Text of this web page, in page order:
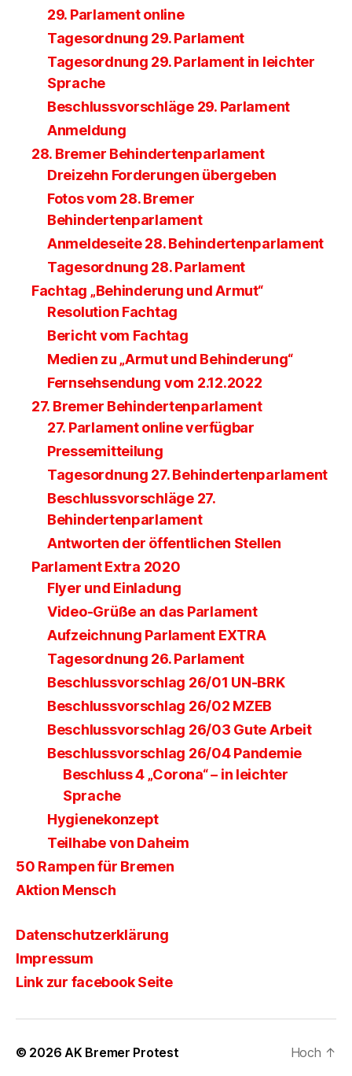
29. Parlament online
Tagesordnung 29. Parlament
Tagesordnung 29. Parlament in leichter
Sprache
Beschlussvorschläge 29. Parlament
Anmeldung
28. Bremer Behindertenparlament
Dreizehn Forderungen übergeben
Fotos vom 28. Bremer
Behindertenparlament
Anmeldeseite 28. Behindertenparlament
Tagesordnung 28. Parlament
Fachtag „Behinderung und Armut“
Resolution Fachtag
Bericht vom Fachtag
Medien zu „Armut und Behinderung“
Fernsehsendung vom 2.12.2022
27. Bremer Behindertenparlament
27. Parlament online verfügbar
Pressemitteilung
Tagesordnung 27. Behindertenparlament
Beschlussvorschläge 27.
Behindertenparlament
Antworten der öffentlichen Stellen
Parlament Extra 2020
Flyer und Einladung
Video-Grüße an das Parlament
Aufzeichnung Parlament EXTRA
Tagesordnung 26. Parlament
Beschlussvorschlag 26/01 UN-BRK
Beschlussvorschlag 26/02 MZEB
Beschlussvorschlag 26/03 Gute Arbeit
Beschlussvorschlag 26/04 Pandemie
Beschluss 4 „Corona“ – in leichter
Sprache
Hygienekonzept
Teilhabe von Daheim
50 Rampen für Bremen
Aktion Mensch
Datenschutzerklärung
Impressum
Link zur facebook Seite
© 2026 AK Bremer Protest Hoch ↑